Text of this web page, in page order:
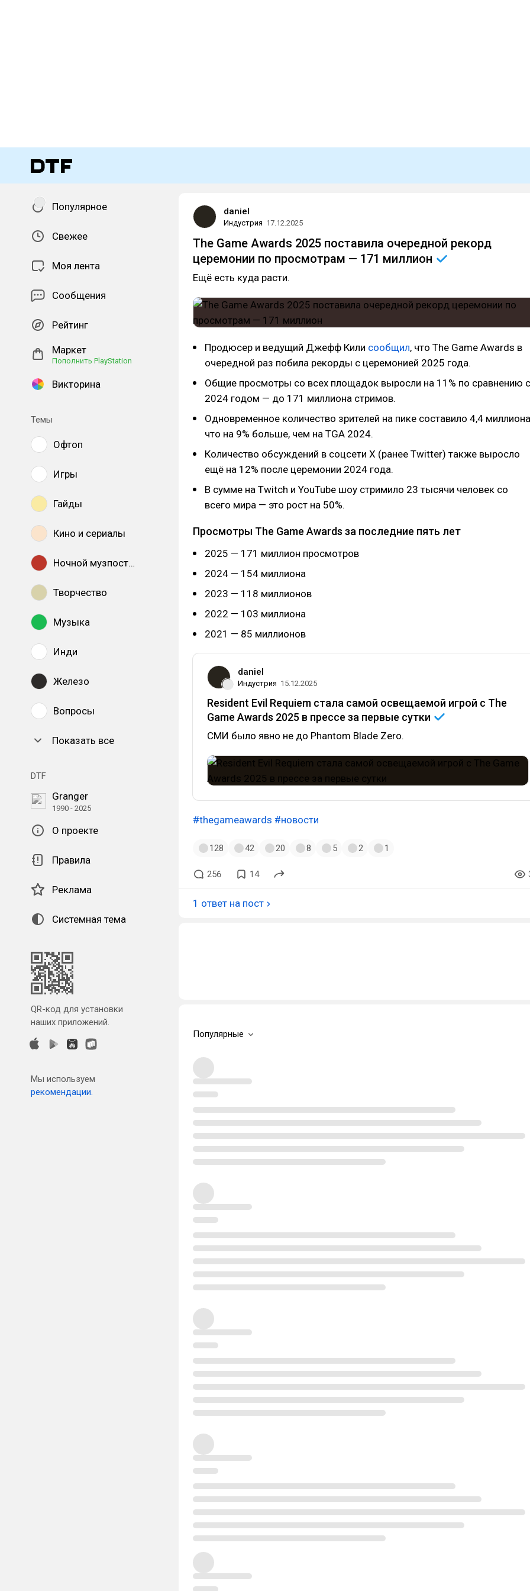
Популярное
Свежее
Моя лента
Сообщения
Рейтинг
Маркет
Пополнить PlayStation
Викторина
Темы
Офтоп
Игры
Гайды
Кино и сериалы
Ночной музпостинг
Творчество
Музыка
Инди
Железо
Вопросы
Показать все
DTF
Granger
1990 - 2025
О проекте
Правила
Реклама
Системная тема
QR-код для установки
наших приложений.
Мы используем
рекомендации.
daniel
Индустрия 17.12.2025
The Game Awards 2025 поставила очередной рекорд
церемонии по просмотрам — 171 миллион
Ещё есть куда расти.
Продюсер и ведущий Джефф Кили сообщил, что The Game Awards в
очередной раз побила рекорды с церемонией 2025 года.
Общие просмотры со всех площадок выросли на 11% по сравнению с
2024 годом — до 171 миллиона стримов.
Одновременное количество зрителей на пике составило 4,4
что на 9% больше, чем на TGA 2024.
Количество обсуждений в соцсети X (ранее Twitter) также выросло
ещё на 12% после церемонии 2024 года.
В сумме на Twitch и YouTube шоу стримило 23 тысячи человек со
всего мира — это рост на 50%.
Просмотры The Game Awards за последние пять лет
2025 — 171 миллион просмотров
2024 — 154 миллиона
2023 — 118 миллионов
2022 — 103 миллиона
2021 — 85 миллионов
daniel
Индустрия 15.12.2025
Resident Evil Requiem стала самой освещаемой игрой с The
Game Awards 2025 в прессе за первые сутки
СМИ было явно не до Phantom Blade Zero.
#thegameawards #новости
128 42 20 8 5 2 1
256 14
1 ответ на пост
Популярные